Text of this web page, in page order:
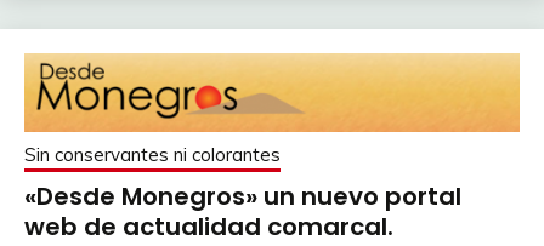
Sin conservantes ni colorantes
«Desde Monegros» un nuevo portal
web de actualidad comarcal.